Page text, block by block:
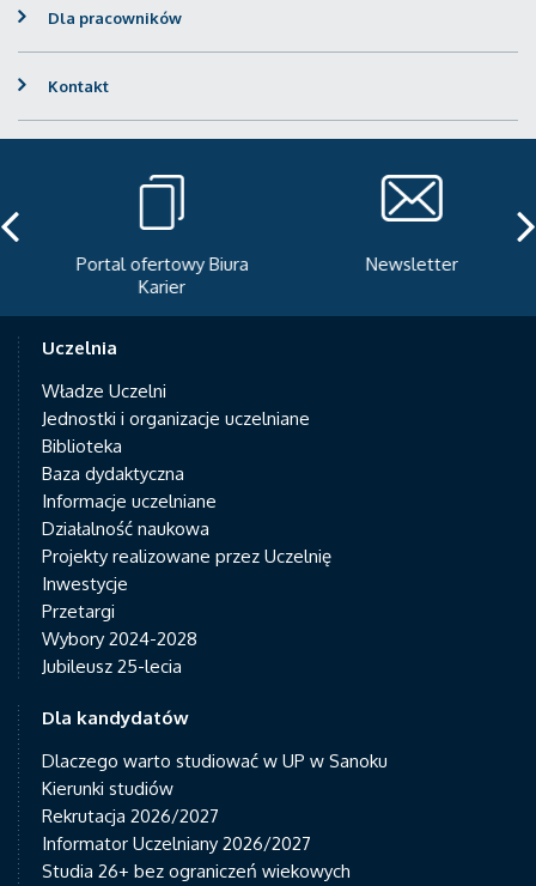
Dla pracowników
Kontakt
Portal ofertowy Biura
Karier
Newsletter
Uczelnia
Władze Uczelni
Jednostki i organizacje uczelniane
Biblioteka
Baza dydaktyczna
Informacje uczelniane
Działalność naukowa
Projekty realizowane przez Uczelnię
Inwestycje
Przetargi
Wybory 2024-2028
Jubileusz 25-lecia
Dla kandydatów
Dlaczego warto studiować w UP w Sanoku
Kierunki studiów
Rekrutacja 2026/2027
Informator Uczelniany 2026/2027
Studia 26+ bez ograniczeń wiekowych